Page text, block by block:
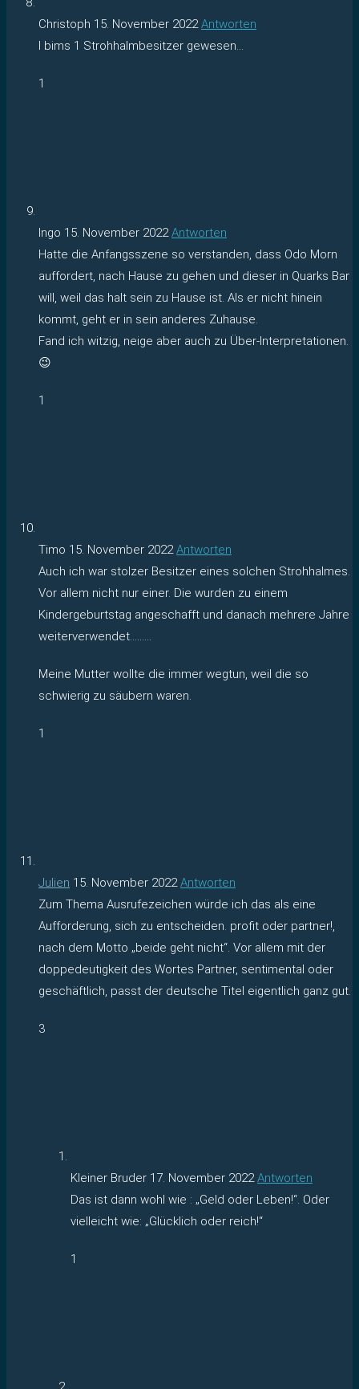
Christoph 15. November 2022 Antworten
I bims 1 Strohhalmbesitzer gewesen…
1
Ingo 15. November 2022 Antworten
Hatte die Anfangsszene so verstanden, dass Odo Morn
auffordert, nach Hause zu gehen und dieser in Quarks Bar
will, weil das halt sein zu Hause ist. Als er nicht hinein
kommt, geht er in sein anderes Zuhause.
Fand ich witzig, neige aber auch zu Über-Interpretationen.
😉
1
Timo 15. November 2022 Antworten
Auch ich war stolzer Besitzer eines solchen Strohhalmes.
Vor allem nicht nur einer. Die wurden zu einem
Kindergeburtstag angeschafft und danach mehrere Jahre
weiterverwendet………
Meine Mutter wollte die immer wegtun, weil die so
schwierig zu säubern waren.
1
Julien 15. November 2022 Antworten
Zum Thema Ausrufezeichen würde ich das als eine
Aufforderung, sich zu entscheiden. profit oder partner!,
nach dem Motto „beide geht nicht“. Vor allem mit der
doppedeutigkeit des Wortes Partner, sentimental oder
geschäftlich, passt der deutsche Titel eigentlich ganz gut.
3
Kleiner Bruder 17. November 2022 Antworten
Das ist dann wohl wie : „Geld oder Leben!“. Oder
vielleicht wie: „Glücklich oder reich!“
1